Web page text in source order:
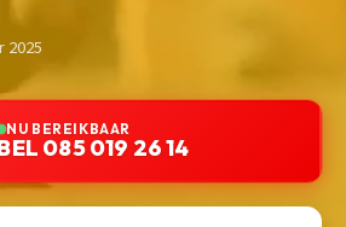
2025
NU BEREIKBAAR
085 019 26 14